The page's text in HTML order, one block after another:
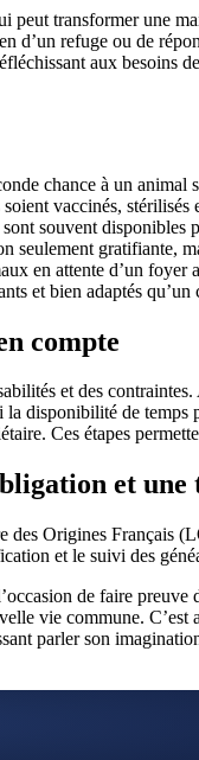
transformer une
d’un refuge ou de
aux besoins
chance à un
vaccinés,
souvent
seulement gratifiante,
en attente d’un
et bien adaptés
compte
et des
disponibilité de
Ces étapes
et
Origines Français
et le suivi des
de faire preuve
vie commune.
parler son